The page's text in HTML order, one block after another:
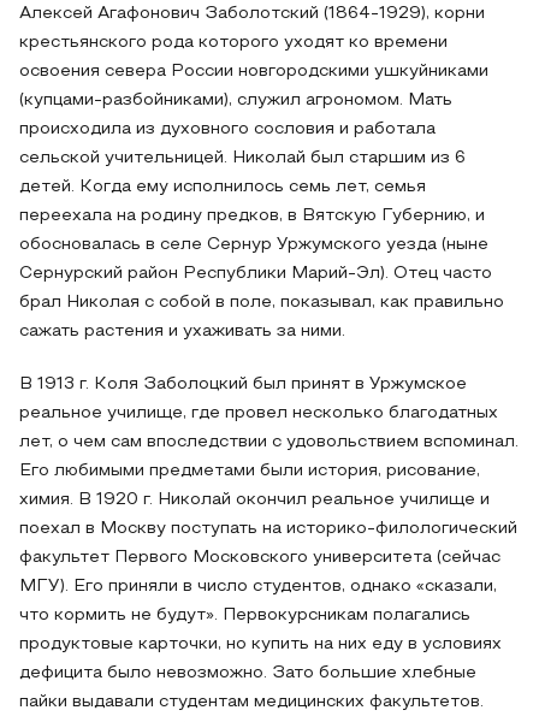
Алексей Агафонович Заболотский (1864-1929), корни
крестьянского рода которого уходят ко времени
освоения севера России новгородскими ушкуйниками
(купцами-разбойниками), служил агрономом. Мать
происходила из духовного сословия и работала
сельской учительницей. Николай был старшим из 6
детей. Когда ему исполнилось семь лет, семья
переехала на родину предков, в Вятскую Губернию, и
обосновалась в селе Сернур Уржумского уезда (ныне
Сернурский район Республики Марий-Эл). Отец часто
брал Николая с собой в поле, показывал, как правильно
сажать растения и ухаживать за ними.
В 1913 г. Коля Заболоцкий был принят в Уржумское
реальное училище, где провел несколько благодатных
лет, о чем сам впоследствии с удовольствием вспоминал.
Его любимыми предметами были история, рисование,
химия. В 1920 г. Николай окончил реальное училище и
поехал в Москву поступать на историко-филологический
факультет Первого Московского университета (сейчас
МГУ). Его приняли в число студентов, однако «сказали,
что кормить не будут». Первокурсникам полагались
продуктовые карточки, но купить на них еду в условиях
дефицита было невозможно. Зато большие хлебные
пайки выдавали студентам медицинских факультетов.